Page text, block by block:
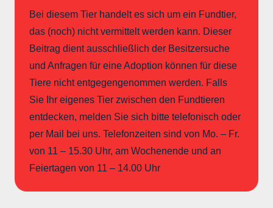
Bei diesem Tier handelt es sich um ein Fundtier,
das (noch) nicht vermittelt werden kann. Dieser
Beitrag dient ausschließlich der Besitzersuche
und Anfragen für eine Adoption können für diese
Tiere nicht entgegengenommen werden. Falls
Sie Ihr eigenes Tier zwischen den Fundtieren
entdecken, melden Sie sich bitte telefonisch oder
per Mail bei uns. Telefonzeiten sind von Mo. – Fr.
von 11 – 15.30 Uhr, am Wochenende und an
Feiertagen von 11 – 14.00 Uhr